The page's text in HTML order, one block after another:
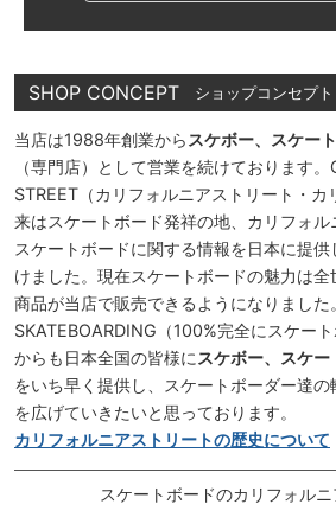
SHOP CONCEPT ショップコンセプト
当店は1988年創業から スケボー、スケー
（専門店）として営業を続けております
STREET（カリフォルニアストリート・カ
来はスケートボード発祥の地、カリフォ
スケートボードに関する情報を日本に提
けました。現在スケートボードの魅力は
商品が当店で販売できるようになりました
SKATEBOARDING（100%完全にスケー
からも日本全国の皆様に スケボー、スケー
をいち早く提供し、スケートボーダー達
を広げていきたいと思っております。
カリフォルニアストリートの歴史について
スケートボードのカリフォルニ